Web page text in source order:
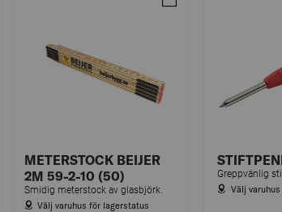
100ST/FRP
HANTVERKARKNIV HVK (28)
METERSTOCK BEIJER
2M 59-2-10 (50)
Smidig meterstock av glasbjörk.
Välj varuhus för lagerstatus
Jämför METERSTOCK
Välj